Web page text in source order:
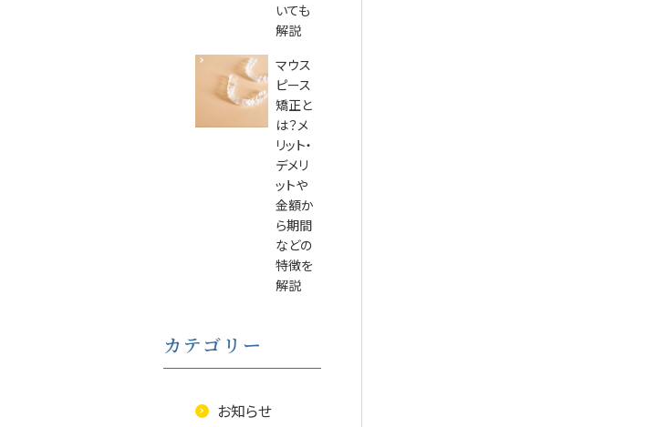
いても
解説
マウス
ピース
矯正と
は？メ
リット・
デメリ
ットや
金額か
ら期間
などの
特徴を
解説
カテゴリー
お知らせ